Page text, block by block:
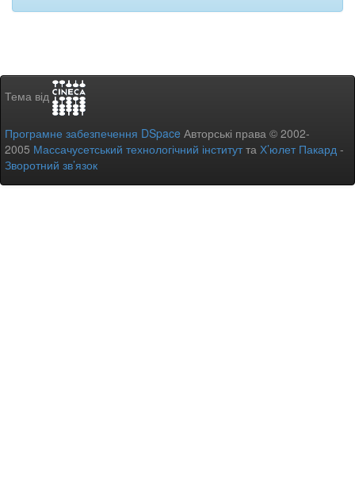
Тема від
Програмне забезпечення DSpace Авторські права © 2002-
2005 Массачусетський технологічний інститутта Х’юлет Пакард -
Зворотний зв’язок